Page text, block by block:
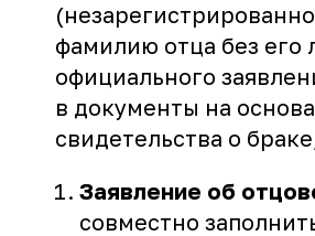
фамилию отца без его
официального
в документы на
свидетельства о
Заявление об
совместно